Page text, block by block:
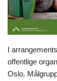
I
offentlige
Oslo.